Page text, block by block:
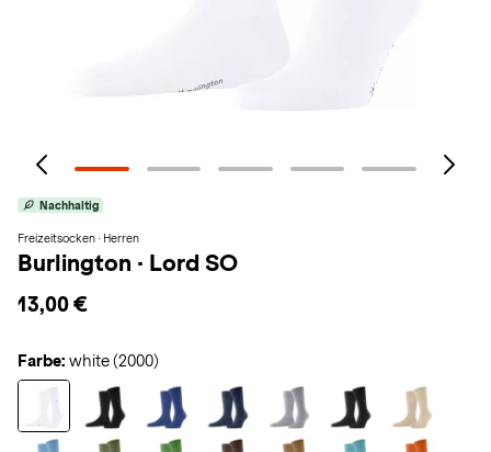
Nachhaltig
Freizeitsocken · Herren
Burlington · Lord SO
13,00 €
Farbe: white (2000)